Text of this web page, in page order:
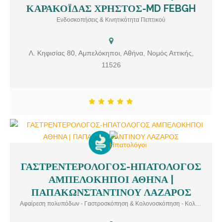
Επιμελητης Γαστρεντερολογικης Κλινικης ΝΝΑ Επιστημονικος
Συνεργατης “Ευρωκλινικης Αθηνων” & “METROPOLITAN
ΚΑΡΑΚΟΪΔΑΣ ΧΡΗΣΤΟΣ-MD FEBGH
Ενδοσκοπήσεις & Κινητικότητα Πεπτικού
Λ. Κηφισίας 80, Αμπελόκηποι, Αθήνα, Νομός Αττικής,
11526
ΓΑΣΤΡΕΝΤΕΡΟΛΟΓΟΣ-ΗΠΑΤΟΛΟΓΟΣ ΑΜΠΕΛΟΚΗΠΟΙ ΑΘΗΝΑ |
ΠΑΠΑΚΩΝΣΤΑΝΤΙΝΟΥ ΛΑΖΑΡΟΣ Το ιατρείο του ιατρού
γαστρεντερολόγου – ηπατολόγου κ. Παπακωνσταντίνου Λάζαρου
βρίσκεται στους Αμπελόκηπους Αττικής. Ενδεικτικές Υπηρεσίες:
ΓΑΣΤΡΕΝΤΕΡΟΛΟΓΟΣ-ΗΠΑΤΟΛΟΓΟΣ
ΑΜΠΕΛΟΚΗΠΟΙ ΑΘΗΝΑ |
ΠΑΠΑΚΩΝΣΤΑΝΤΙΝΟΥ ΛΑΖΑΡΟΣ